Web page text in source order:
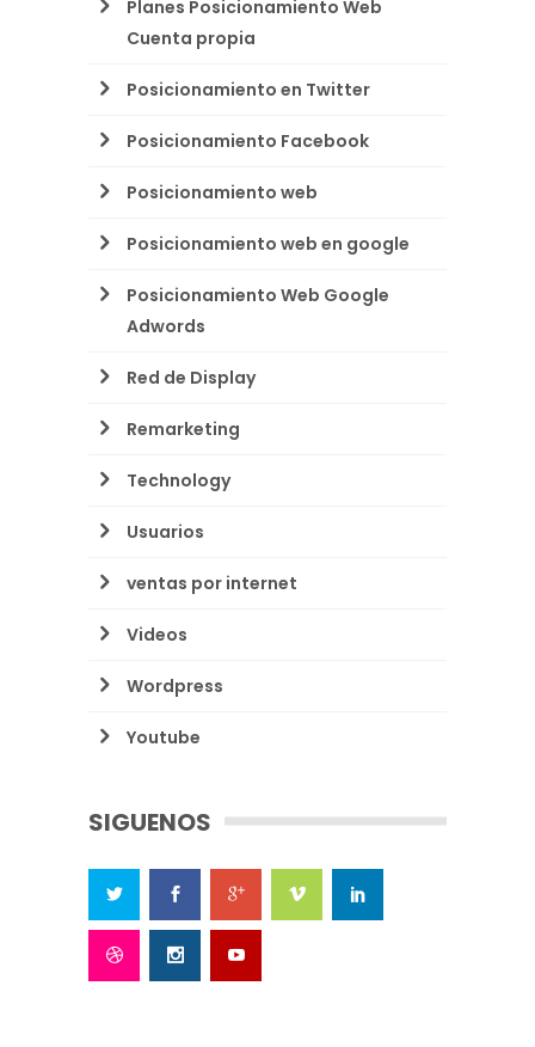
Planes Posicionamiento Web
Cuenta propia
Posicionamiento en Twitter
Posicionamiento Facebook
Posicionamiento web
Posicionamiento web en google
Posicionamiento Web Google
Adwords
Red de Display
Remarketing
Technology
Usuarios
ventas por internet
Videos
Wordpress
Youtube
SIGUENOS